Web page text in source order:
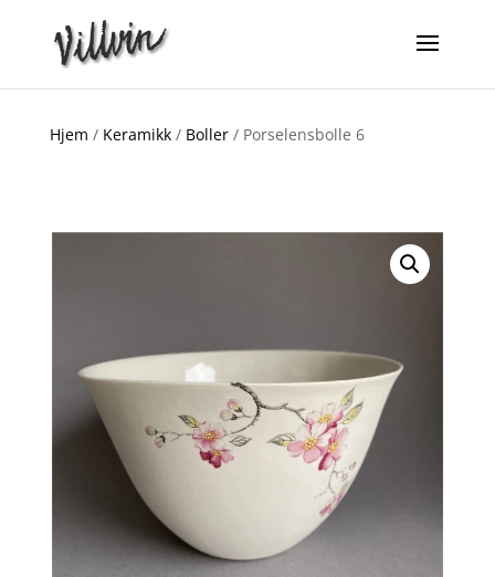
Hjem / Keramikk/ Boller/ Porselensbolle 6